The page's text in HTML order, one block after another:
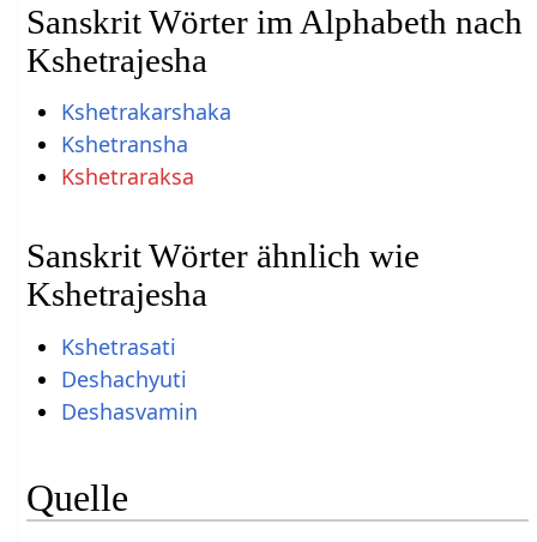
Sanskrit Wörter im Alphabeth nach
Kshetrajesha
Kshetrakarshaka
Kshetransha
Kshetraraksa
Sanskrit Wörter ähnlich wie
Kshetrajesha
Kshetrasati
Deshachyuti
Deshasvamin
Quelle